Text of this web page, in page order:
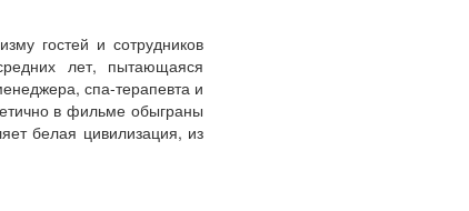
гостей и сотрудников
лет, пытающаяся
спа-терапевта и
в фильме обыграны
белая цивилизация, из